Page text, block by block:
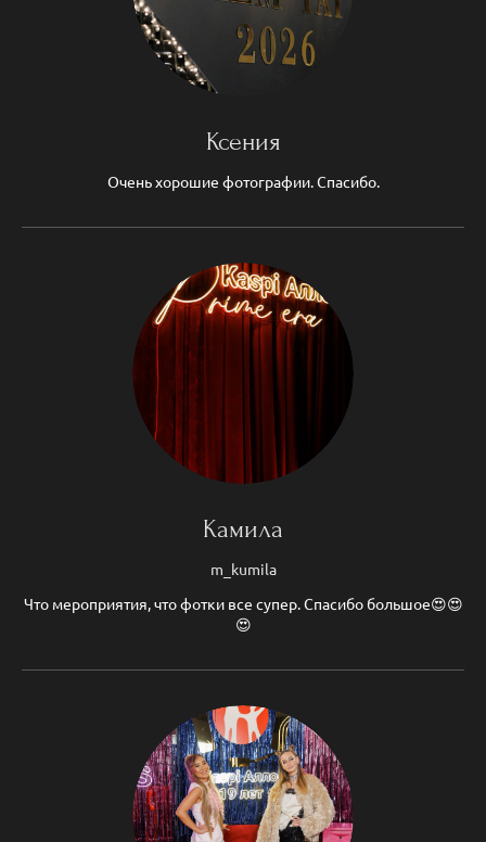
Ксения
Очень хорошие фотографии. Спасибо.
Камила
m_kumila
Что мероприятия, что фотки все супер. Спасибо большое😍😍
😍